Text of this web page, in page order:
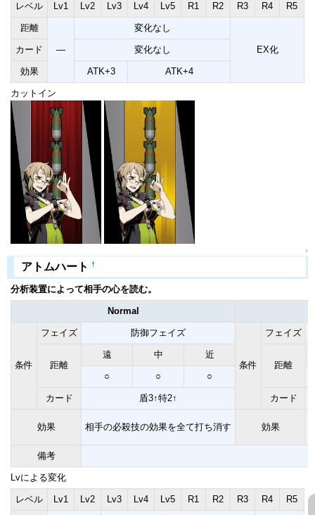
レベル Lv1 Lv2 Lv3 Lv4 Lv5 R1 R2 R3 R4 R5
距離
―
変化なし
EX化
カード 変化なし
効果 ATK+3 ATK+4
カットイン
↑
アトムハート †
分析装置によって相手の心を読む。
Normal
条件
フェイズ 防御フェイズ
条件
フェイズ
距離
遠 中
近
距離
○
○ ○
カード 盾3↑特2↑ カード
効果 相手の必殺技の効果を全て打ち消す 効果
備考
Lvによる変化
レベル Lv1 Lv2 Lv3 Lv4 Lv5 R1 R2 R3 R4 R5